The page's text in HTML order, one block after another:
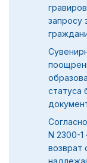
запросу
статуса
N 2300-
возврат